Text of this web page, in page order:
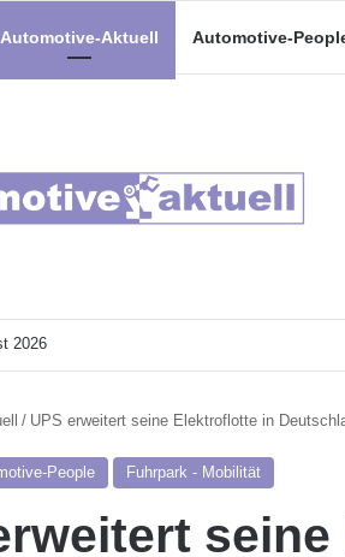
Automotive-Aktuell Automotive-
2026
/ UPS erweitert seine Elektroflotte in
People Fuhrpark - Mobilität